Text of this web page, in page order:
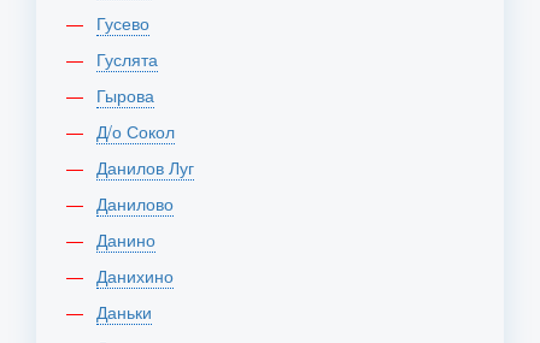
Гусево
Гуслята
Гырова
Д/о Сокол
Данилов Луг
Данилово
Данино
Данихино
Даньки